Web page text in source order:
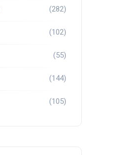
(282)
(102)
(55)
(144)
(105)